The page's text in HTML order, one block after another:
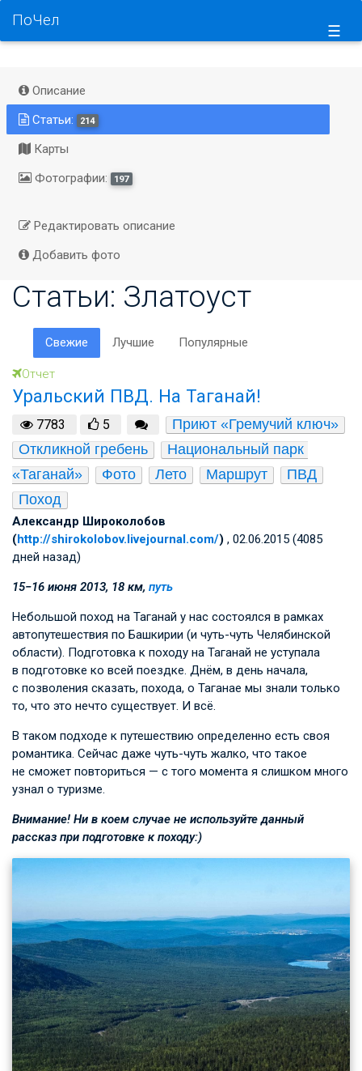
☰
ПоЧел
Описание
Статьи:
214
Карты
Фотографии:
197
Редактировать описание
Добавить фото
Статьи: Златоуст
Свежие Лучшие Популярные
Отчет
Уральский ПВД. На Таганай!
7783 5
Приют «Гремучий ключ»
Откликной гребень
Национальный парк
«Таганай»
Фото Лето Маршрут
ПВД
Поход
Александр Широколобов
(http://shirokolobov.livejournal.com/) , 02.06.2015 (4085
дней назад)
15−16 июня 2013, 18 км, путь
Небольшой поход на Таганай у нас состоялся в рамках
автопутешествия по Башкирии (и чуть-чуть Челябинской
области). Подготовка к походу на Таганай не уступала
в подготовке ко всей поездке. Днём, в день начала,
с позволения сказать, похода, о Таганае мы знали только
то, что это нечто существует. И всё.
В таком подходе к путешествию определенно есть своя
романтика. Сейчас даже чуть-чуть жалко, что такое
не сможет повториться — с того момента я слишком много
узнал о туризме.
Внимание! Ни в коем случае не используйте данный
рассказ при подготовке к походу:)